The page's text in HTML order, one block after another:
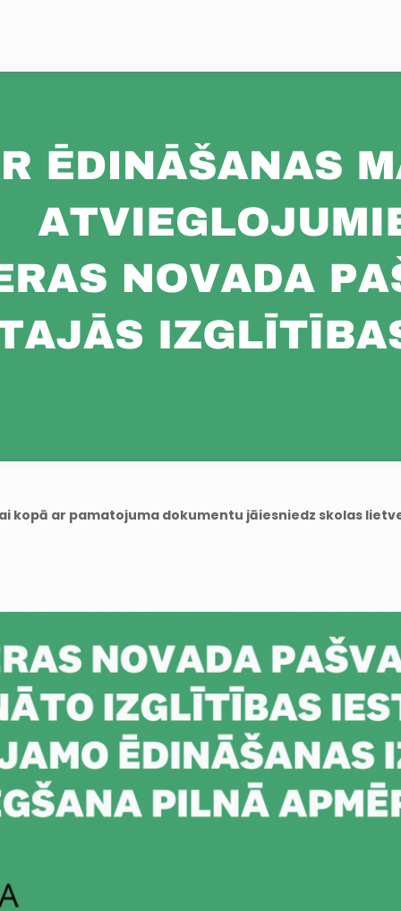
kopā ar pamatojuma dokumentu jāiesniedz skolas